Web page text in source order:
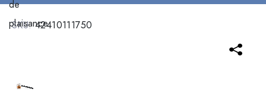
SKU:42410111750